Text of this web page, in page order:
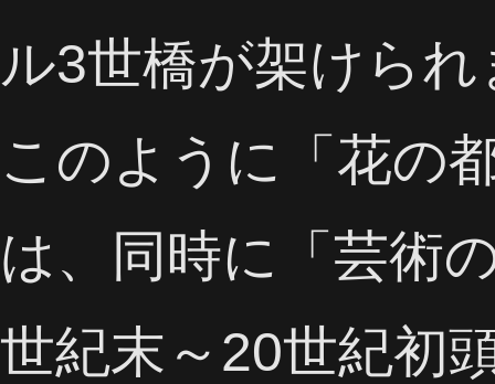
ル3世橋が架けら
このように「花の
は、同時に「芸術
世紀末～20世紀初